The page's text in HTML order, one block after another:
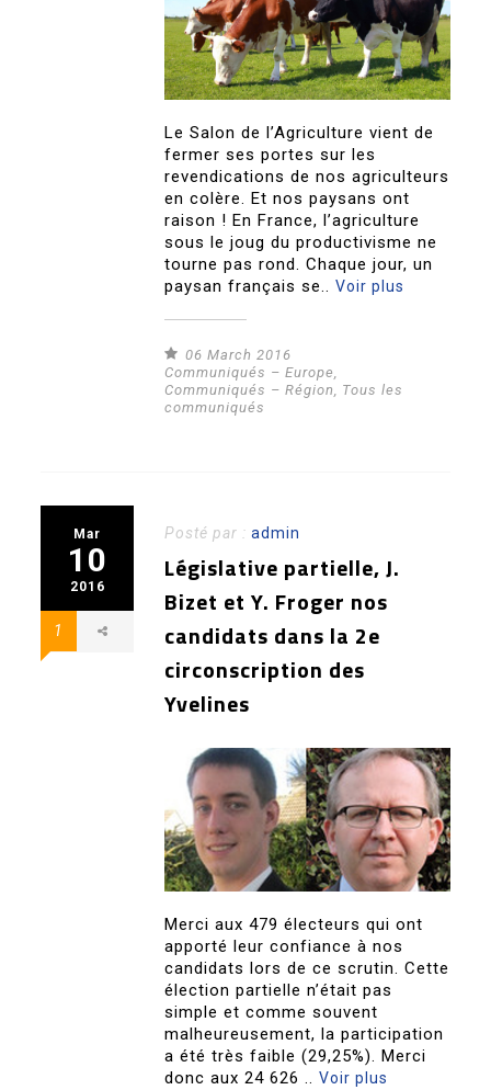
Le Salon de l’Agriculture vient de
fermer ses portes sur les
revendications de nos agriculteurs
en colère. Et nos paysans ont
raison ! En France, l’agriculture
sous le joug du productivisme ne
tourne pas rond. Chaque jour, un
paysan français se..Voir plus
06 March 2016
Communiqués – Europe,
Communiqués – Région, Tous les
communiqués
Mar
10
2016
1
Posté par :admin
Législative partielle, J.
Bizet et Y. Froger nos
candidats dans la 2e
circonscription des
Yvelines
Merci aux 479 électeurs qui ont
apporté leur confiance à nos
candidats lors de ce scrutin. Cette
élection partielle n’était pas
simple et comme souvent
malheureusement, la participation
a été très faible (29,25%). Merci
donc aux 24 626 ..Voir plus